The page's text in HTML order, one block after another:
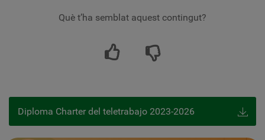
Què t’ha semblat aquest contingut?
Diploma Charter del teletrabajo 2023-2026